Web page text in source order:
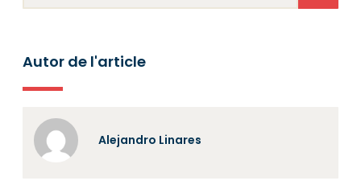
Autor de l'article
Alejandro Linares